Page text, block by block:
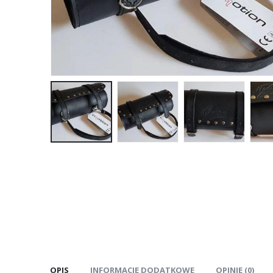
OPIS INFORMACJE DODATKOWE OPINIE (0)